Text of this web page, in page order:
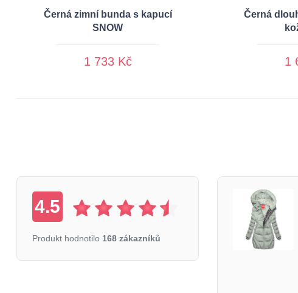
Černá zimní bunda s kapucí
SNOW
1 733 Kč
Černá
1
4.5
Produkt hodnotilo 168 zákazníků